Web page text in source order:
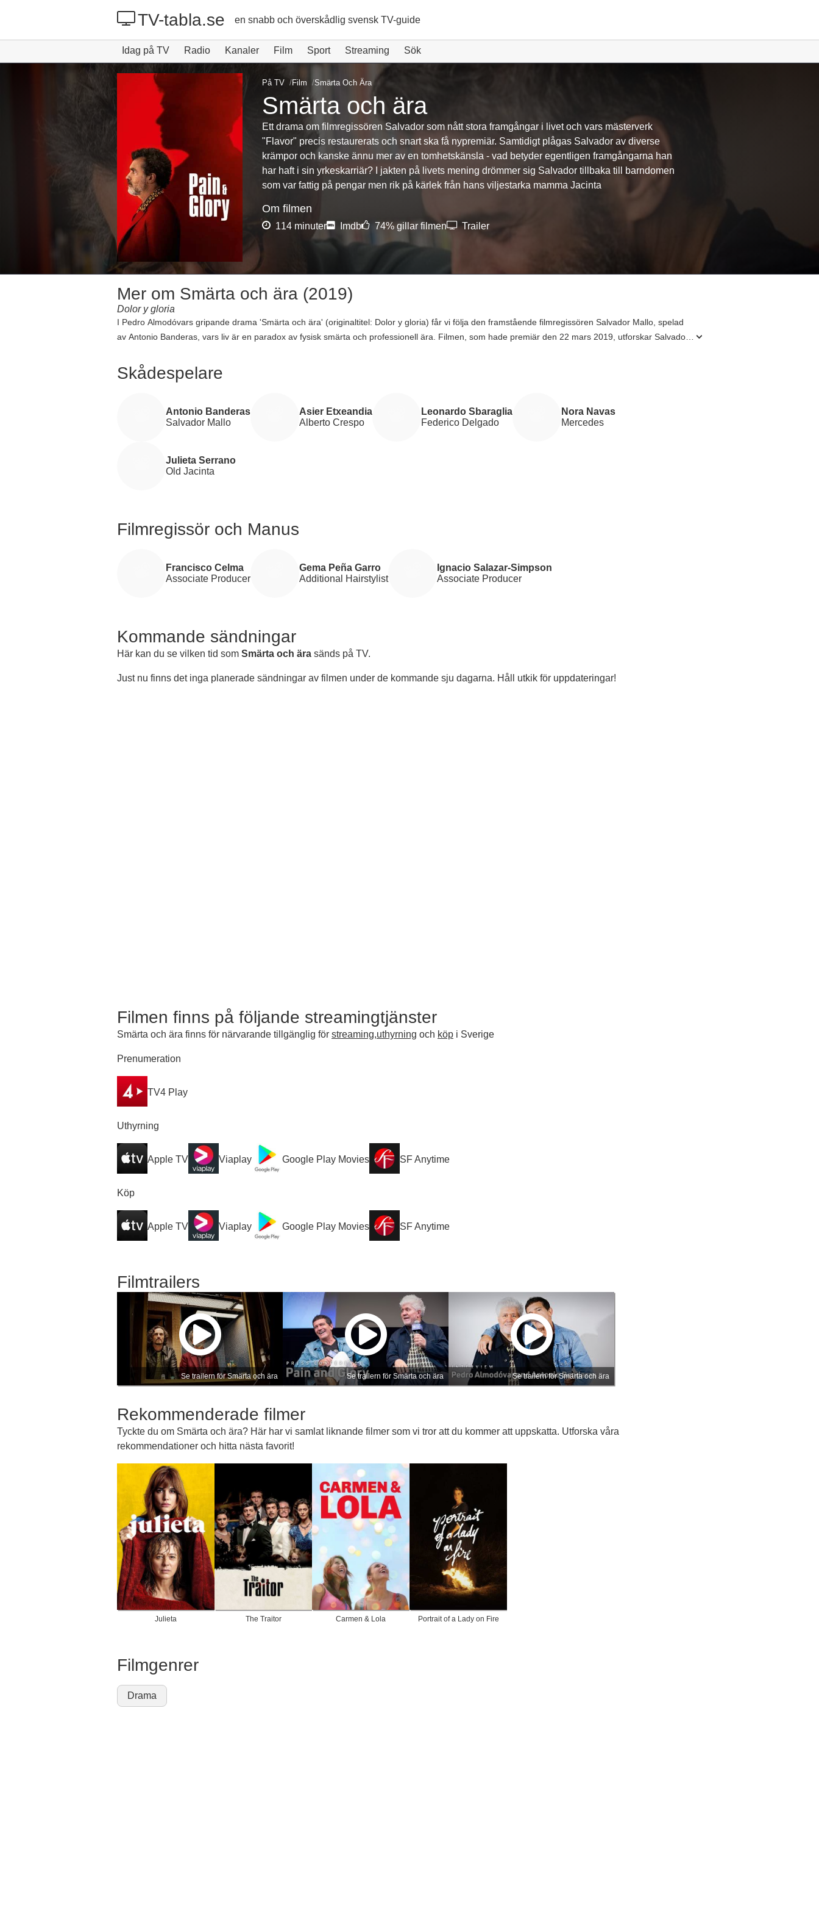
TV-tabla.se en snabb och överskådlig svensk TV-guide
Idag på TV Radio Kanaler Film Sport Streaming Sök
På TV Film Smärta Och Ära
Smärta och ära
Ett drama om filmregissören Salvador som nått stora framgångar i livet och vars mästerverk
"Flavor" precis restaurerats och snart ska få nypremiär. Samtidigt plågas Salvador av diverse
krämpor och kanske ännu mer av en tomhetskänsla - vad betyder egentligen framgångarna han
har haft i sin yrkeskarriär? I jakten på livets mening drömmer sig Salvador tillbaka till barndomen
som var fattig på pengar men rik på kärlek från hans viljestarka mamma Jacinta
Om filmen
114 minuter Imdb 74% gillar filmen Trailer
Mer om Smärta och ära (2019)
Dolor y gloria
I Pedro Almodóvars gripande drama 'Smärta och ära' (originaltitel: Dolor y gloria) får vi följa den framstående filmregissören Salvador Mallo, spelad
av Antonio Banderas, vars liv är en paradox av fysisk smärta och professionell ära. Filmen, som hade premiär den 22 mars 2019, utforskar Salvador
förflutna, inklusive en barndom präglad av fattigdom men rik på kärlek från hans mamma Jacinta, och återföreningar med nyckelfigurer från hans liv,
såsom hans tidigare skådespelare Alberto Crespo (Asier Etxeandia) och hans förlorade kärlek Federico Delgado (Leonardo Sbaraglia). Med en
minnenas och försoningens kraft. Speltiden är 114 minuter av ren emotionell och visuell skönhet, vilket bekräftar Almodóvars mästerskap i
Skådespelare
Antonio Banderas
Salvador Mallo
Asier Etxeandia
Alberto Crespo
Leonardo Sbaraglia
Federico Delgado
Nora Navas
Mercedes
Julieta Serrano
Old Jacinta
Filmregissör och Manus
Francisco Celma
Associate Producer
Gema Peña Garro
Additional Hairstylist
Ignacio Salazar-Simpson
Associate Producer
Kommande sändningar
Här kan du se vilken tid som Smärta och ära sänds på TV.
Just nu finns det inga planerade sändningar av filmen under de kommande sju dagarna. Håll utkik för uppdateringar!
Filmen finns på följande streamingtjänster
Smärta och ära finns för närvarande tillgänglig för streaming,uthyrning och köp i Sverige
Prenumeration
TV4 Play
Uthyrning
Apple TV Viaplay Google Play Movies SF Anytime
Köp
Apple TV Viaplay Google Play Movies SF Anytime
Filmtrailers
Se trailern för Smärta och ära Se trailern för Smärta och ära Se trailern för Smärta och ära
Rekommenderade filmer
Tyckte du om Smärta och ära? Här har vi samlat liknande filmer som vi tror att du kommer att uppskatta. Utforska våra
rekommendationer och hitta nästa favorit!
Julieta The Traitor Carmen & Lola Portrait of a Lady on Fire
Filmgenrer
Drama